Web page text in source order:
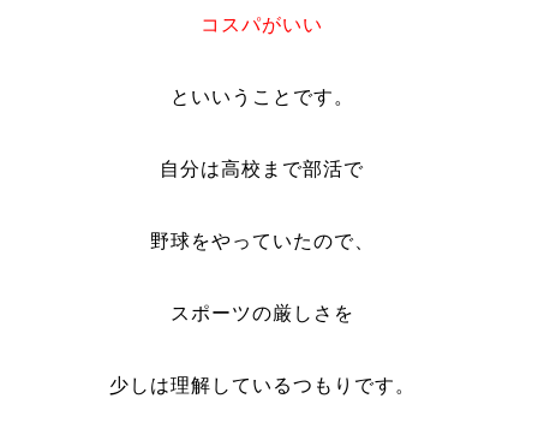
コスパがいい
といいうことです。
自分は高校まで部活で
野球をやっていたので、
スポーツの厳しさを
少しは理解しているつもりです。